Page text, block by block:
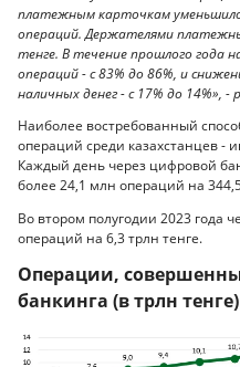
платежным карточкам
операций. Держателями
тенге. В течение прошлого года
операций - с 83% до 86%, и
наличных денег - с 17% до 14%», -
Наиболее востребованный
операций среди казахстанцев -
Каждый день через цифровой
более 24,1 млн операций на
Во втором полугодии 2023 года
операций на 6,3 трлн тенге.
Операции,
банкинга (в трлн тенге)